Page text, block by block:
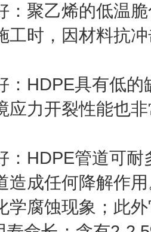
：聚乙烯的低温
工时，因材料抗
：HDPE具有低
应力开裂性能也
：HDPE管道可
造成任何降解作
学腐蚀现象；此